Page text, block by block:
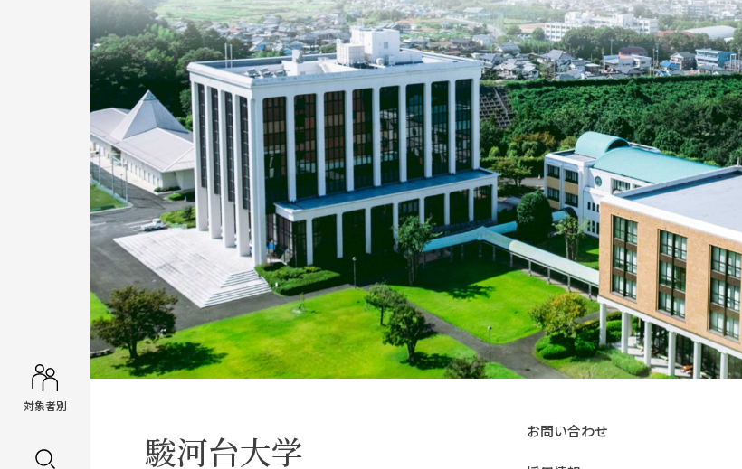
対象者別
駿河台大学 お問い合わせ